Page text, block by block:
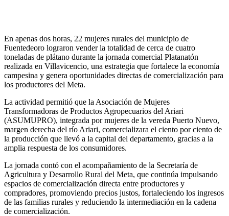
En apenas dos horas, 22 mujeres rurales del municipio de
Fuentedeoro lograron vender la totalidad de cerca de cuatro
toneladas de plátano durante la jornada comercial Platanatón
realizada en Villavicencio, una estrategia que fortalece la economía
campesina y genera oportunidades directas de comercialización para
los productores del Meta.
La actividad permitió que la Asociación de Mujeres
Transformadoras de Productos Agropecuarios del Ariari
(ASUMUPRO), integrada por mujeres de la vereda Puerto Nuevo,
margen derecha del río Ariari, comercializara el ciento por ciento de
la producción que llevó a la capital del departamento, gracias a la
amplia respuesta de los consumidores.
La jornada contó con el acompañamiento de la Secretaría de
Agricultura y Desarrollo Rural del Meta, que continúa impulsando
espacios de comercialización directa entre productores y
compradores, promoviendo precios justos, fortaleciendo los ingresos
de las familias rurales y reduciendo la intermediación en la cadena
de comercialización.